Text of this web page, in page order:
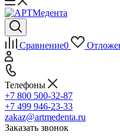
Сравнение0
Телефоны
+7 800 500-32-87
+7 499 946-23-33
zakaz@artmedenta.ru
Заказать звонок